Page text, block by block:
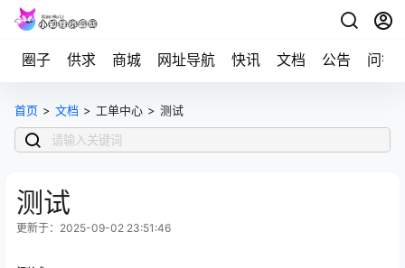
圈子 供求 商城 网址导航 快讯 文档 公告 问答
首页 > 文档 > 工单中心 > 测试
测试
更新于：2025-09-02 23:51:46